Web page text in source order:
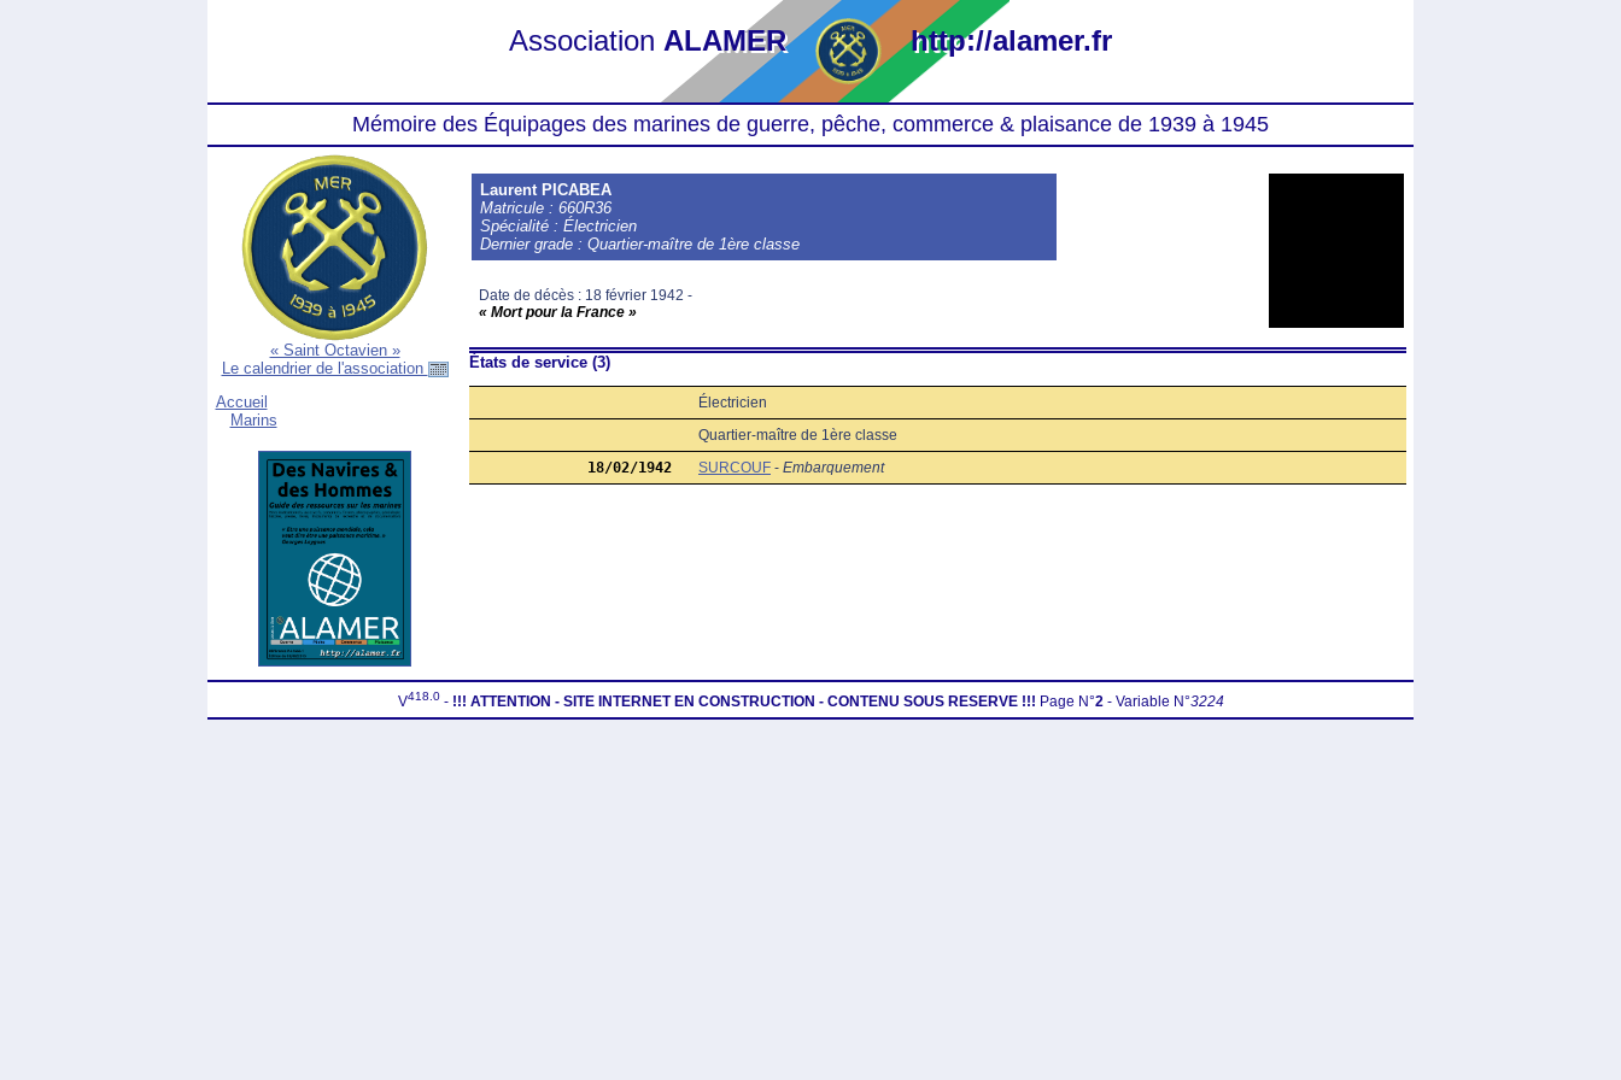
Association ALAMER http://alamer.fr
Mémoire des Équipages des marines de guerre, pêche, commerce & plaisance de 1939 à 1945
« Saint Octavien »
Le calendrier de l'association
Accueil
Marins
Laurent PICABEA
Matricule : 660R36
Spécialité : Électricien
Dernier grade : Quartier-maître de 1ère classe
Date de décès : 18 février 1942 -
« Mort pour la France »
États de service (3)
Électricien
Quartier-maître de 1ère classe
18/02/1942
SURCOUF - Embarquement
V418.0- !!! ATTENTION - SITE INTERNET EN CONSTRUCTION - CONTENU SOUS RESERVE !!! Page N°2- Variable N°3224